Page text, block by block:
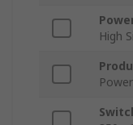
High